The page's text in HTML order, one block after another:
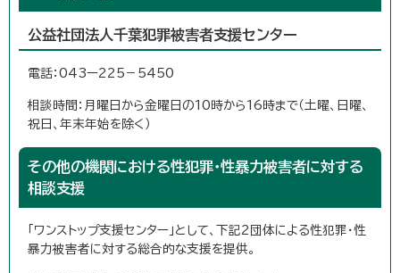
公益社団法人千葉犯罪被害者支援センター
電話：043ー225－5450
相談時間：月曜日から金曜日の10時から16時まで（土曜、日曜、
祝日、年末年始を除く）
その他の機関における性犯罪・性暴力被害者に対する
相談支援
「ワンストップ支援センター」として、下記2団体による性犯罪・性
暴力被害者に対する総合的な支援を提供。